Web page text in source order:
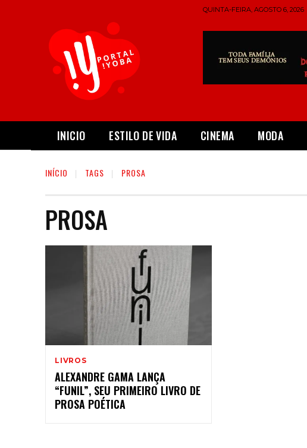
QUINTA-FEIRA, AGOSTO 6, 2026
INICIO ESTILO DE VIDA CINEMA MODA
INÍCIO TAGS PROSA
PROSA
LIVROS
ALEXANDRE GAMA LANÇA
“FUNIL”, SEU PRIMEIRO LIVRO DE
PROSA POÉTICA